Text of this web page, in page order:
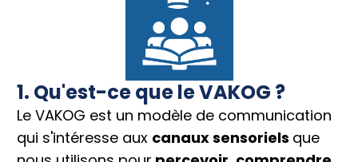
1. Qu'est-ce que le VAKOG ?
Le VAKOG est un modèle de communication
qui s'intéresse aux canaux sensoriels que